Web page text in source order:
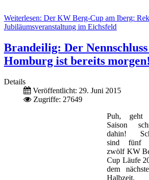
Weiterlesen: Der KW Berg-Cup am Iberg:
Jubiläumsveranstaltung im Eichsfeld
Brandeilig: Der
Homburg ist bereits morgen!
Details
Veröffentlicht: 29. Juni 2015
Zugriffe: 27649
Puh, geht
Saison
dahin!
sind fünf
zwölf KW
Cup Läufe
dem